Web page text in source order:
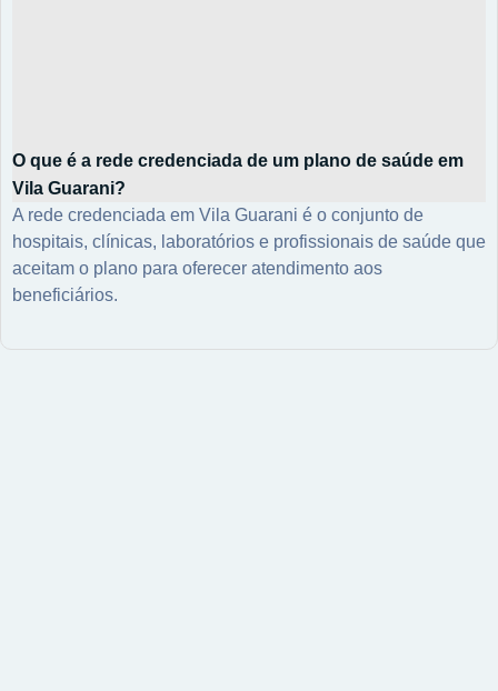
O que é a rede credenciada de um plano de saúde em
Vila Guarani?
A rede credenciada em Vila Guarani é o conjunto de
hospitais, clínicas, laboratórios e profissionais de saúde que
aceitam o plano para oferecer atendimento aos
beneficiários.